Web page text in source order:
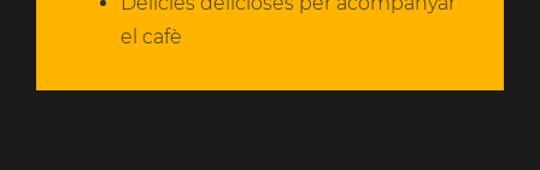
el cafè